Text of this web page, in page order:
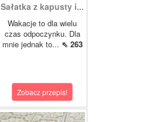
Sałatka z kapusty i...
Wakacje to dla wielu
czas odpoczynku. Dla
mnie jednak to... ⇖ 263
Zobacz przepis!